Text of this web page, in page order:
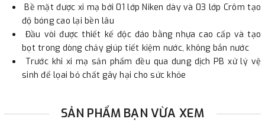
Bề mặt được xi mạ bởi 01 lớp Niken dày và 03 lớp Crôm tạo
độ bóng cao lại bền lâu
Đầu vòi được thiết kế độc đáo bằng nhựa cao cấp và tạo
bọt trong dòng chảy giúp tiết kiệm nước, không bắn nước
Trước khi xi mạ sản phẩm đều qua dung dịch PB xử lý vệ
sinh để lọai bỏ chất gây hại cho sức khỏe
SẢN PHẨM BẠN VỪA XEM